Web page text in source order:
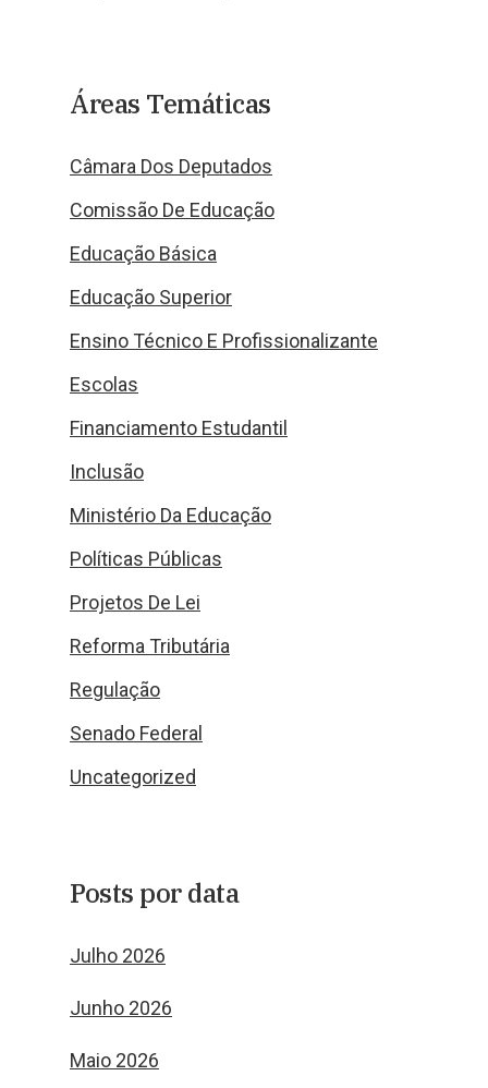
Áreas Temáticas
Câmara Dos Deputados
Comissão De Educação
Educação Básica
Educação Superior
Ensino Técnico E Profissionalizante
Escolas
Financiamento Estudantil
Inclusão
Ministério Da Educação
Políticas Públicas
Projetos De Lei
Reforma Tributária
Regulação
Senado Federal
Uncategorized
Posts por data
Julho 2026
Junho 2026
Maio 2026